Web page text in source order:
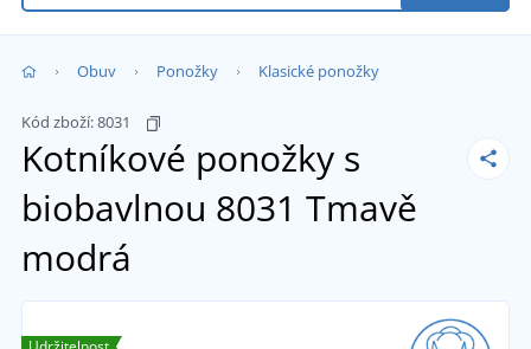
Obuv Ponožky Klasické ponožky
Kód zboží:8031
Kotníkové ponožky s
biobavlnou 8031 Tmavě
modrá